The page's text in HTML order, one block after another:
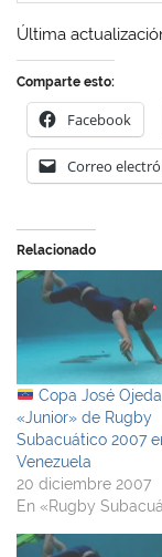
Última
Comparte esto:
Facebook
Correo
Relacionado
Copa José Ojeda
«Junior» de Rugby
Subacuático 2007
Venezuela
20 diciembre 2007
En «Rugby